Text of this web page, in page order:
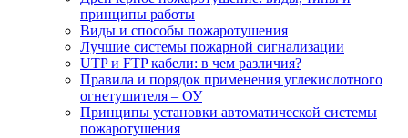
принципы работы
Виды и способы пожаротушения
Лучшие системы пожарной сигнализации
UTP и FTP кабели: в чем различия?
Правила и порядок применения углекислотного
огнетушителя – ОУ
Принципы установки автоматической системы
пожаротушения